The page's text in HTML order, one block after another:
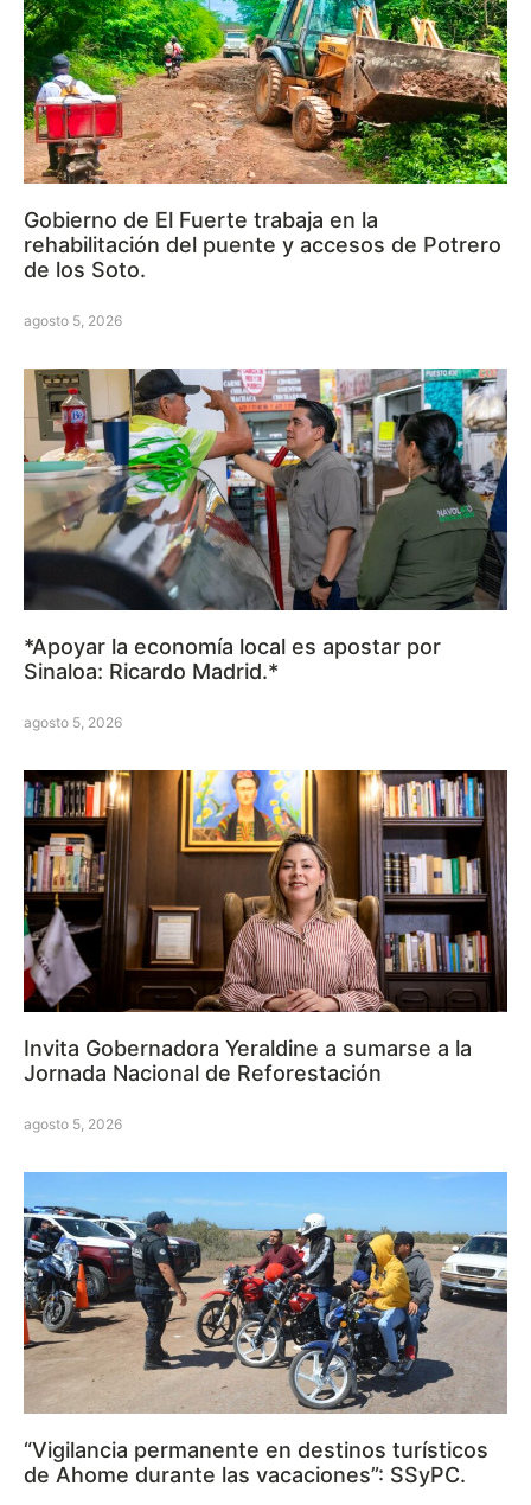
Gobierno de El Fuerte trabaja en la
rehabilitación del puente y accesos de Potrero
de los Soto.
agosto 5, 2026
*Apoyar la economía local es apostar por
Sinaloa: Ricardo Madrid.*
agosto 5, 2026
Invita Gobernadora Yeraldine a sumarse a la
Jornada Nacional de Reforestación
agosto 5, 2026
“Vigilancia permanente en destinos turísticos
de Ahome durante las vacaciones”: SSyPC.